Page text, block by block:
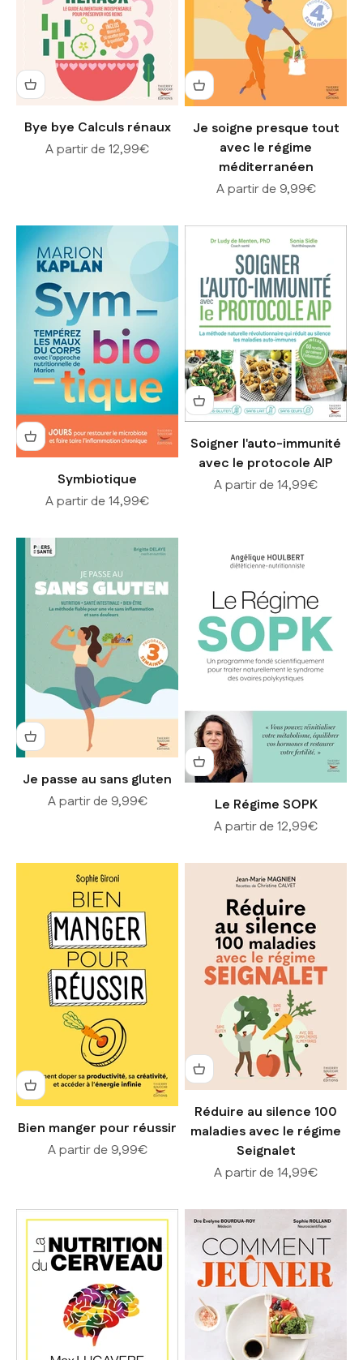
Bye bye Calculs rénaux
Prix de vente
A partir de 12,99€
Je soigne presque tout
avec le régime
méditerranéen
Prix de vente
A partir de 9,99€
Symbiotique
Prix de vente
A partir de 14,99€
Soigner l'auto-immunité
avec le protocole AIP
Prix de vente
A partir de 14,99€
Je passe au sans gluten
Prix de vente
A partir de 9,99€
Le Régime SOPK
Prix de vente
A partir de 12,99€
Bien manger pour réussir
Prix de vente
A partir de 9,99€
Réduire au silence 100
maladies avec le régime
Seignalet
Prix de vente
A partir de 14,99€